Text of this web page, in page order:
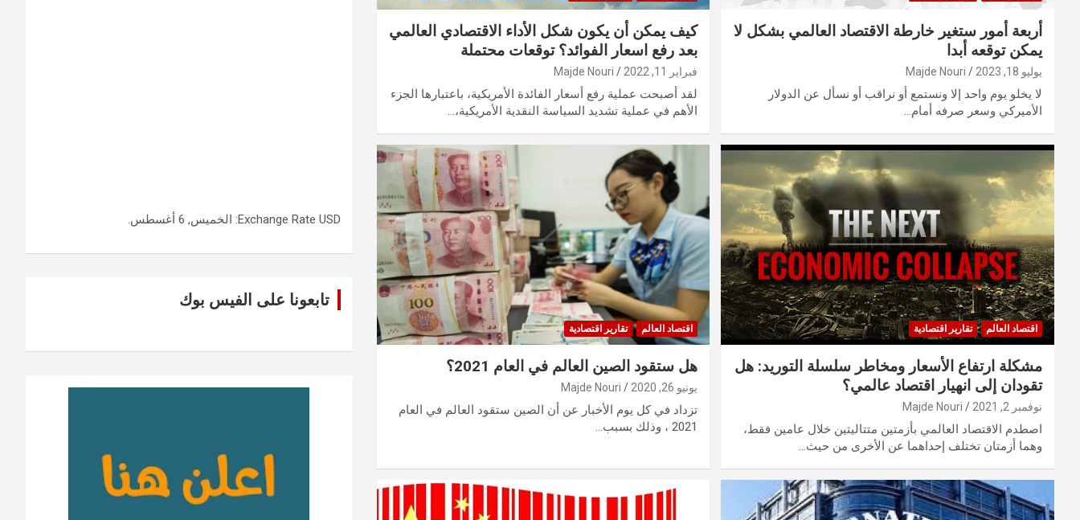
أربعة أمور ستغير خارطة الاقتصاد العالمي بشكل لا
يمكن توقعه أبدا
يوليو 18, 2023 Majde Nouri
لا يخلو يوم واحد إلا ونستمع أو نراقب أو نسأل عن الدولار
الأميركي وسعر صرفه أمام…
كيف يمكن أن يكون شكل الأداء الاقتصادي العالمي
بعد رفع اسعار الفوائد؟ توقعات محتملة
فبراير 11, 2022 Majde Nouri
لقد أصبحت عملية رفع أسعار الفائدة الأمريكية، باعتبارها الجزء
الأهم في عملية تشديد السياسة النقدية الأمريكية،…
اقتصاد العالم تقارير اقتصادية
مشكلة ارتفاع الأسعار ومخاطر سلسلة التوريد: هل
تقودان إلى انهيار اقتصاد عالمي؟
نوفمبر 2, 2021 Majde Nouri
اصطدم الاقتصاد العالمي بأزمتين متتاليتين خلال عامين فقط،
وهما أزمتان تختلف إحداهما عن الأخرى من حيث…
اقتصاد العالم تقارير اقتصادية
هل ستقود الصين العالم في العام 2021؟
يونيو 26, 2020 Majde Nouri
تزداد في كل يوم الأخبار عن أن الصين ستقود العالم في العام
2021 ، وذلك بسبب…
Exchange Rate USD : الخميس, 6 أغسطس.
تابعونا على الفيس بوك